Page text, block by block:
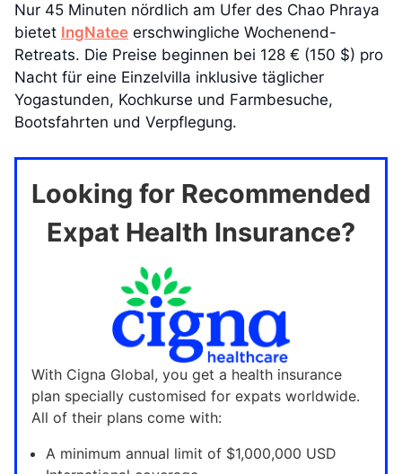
Nur 45 Minuten nördlich am Ufer des Chao Phraya
bietet IngNatee erschwingliche Wochenend-
Retreats. Die Preise beginnen bei 128 € (150 $) pro
Nacht für eine Einzelvilla inklusive täglicher
Yogastunden, Kochkurse und Farmbesuche,
Bootsfahrten und Verpflegung.
Looking for Recommended
Expat Health Insurance?
With Cigna Global, you get a health insurance
plan specially customised for expats worldwide.
All of their plans come with:
A minimum annual limit of $1,000,000 USD